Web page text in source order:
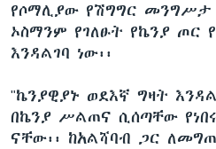
የሶማሊያው የሽግግር
ኦስማንም የገለፁት የኬንያ ጦር
እንዳልገባ ነው፡፡
"ኬንያዊያኑ ወደእኛ ግዛት
በኬንያ ሥልጠና ሲሰጣቸው
ናቸው፡፡ ከአልሻባብ ጋር